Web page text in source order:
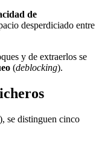
de
desperdiciado entre
y de extraerlos se
(deblocking).
se distinguen cinco